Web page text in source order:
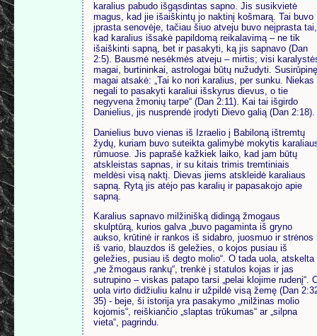
karalius pabudo išgąsdintas sapno. Jis susikvietė
magus, kad jie išaiškintų jo naktinį košmarą. Tai buvo
įprasta senovėje, tačiau šiuo atveju buvo neįprasta tai,
kad karalius išsakė papildomą reikalavimą – ne tik
išaiškinti sapną, bet ir pasakyti, ką jis sapnavo (Dan
2:5). Bausmė nesėkmės atveju – mirtis; visi
magai, burtininkai, astrologai būtų nužudyti. Susirūpinę
magai atsakė: „Tai ko nori karalius, per sunku. Niekas
negali to pasakyti karaliui išskyrus dievus, o tie
negyvena žmonių tarpe“ (Dan 2:11). Kai tai išgirdo
Danielius, jis nusprendė įrodyti Dievo galią (Dan 2:18).
Danielius buvo vienas iš Izraelio į Babiloną ištremtų
žydų, kuriam buvo suteikta galimybė mokytis
rūmuose. Jis paprašė kažkiek laiko, kad jam būtų
atskleistas sapnas, ir su kitais trimis tremtiniais
meldėsi visą naktį. Dievas jiems atskleidė karaliaus
sapną. Rytą jis atėjo pas karalių ir papasakojo apie
sapną.
Karalius sapnavo milžinišką didingą žmogaus
skulptūrą, kurios galva „buvo pagaminta iš gryno
aukso, krūtinė ir rankos iš sidabro, juosmuo ir strėnos
iš vario, blauzdos iš geležies, o kojos pusiau iš
geležies, pusiau iš degto molio“. O tada uola, atskelta
„ne žmogaus rankų“, trenkė į statulos kojas ir jas
sutrupino – viskas patapo tarsi „pelai klojime rudenį“.
uola virto didžiuliu kalnu ir užpildė visą žemę (Dan
35) - beje, ši istorija yra pasakymo „milžinas molio
kojomis“, reiškiančio „slaptas trūkumas“ ar „silpna
vieta“, pagrindu.